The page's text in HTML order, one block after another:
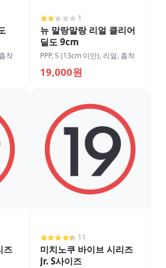
흡착
1
뉴 말랑말랑 리얼 클리어
딜도 9cm
PPP,S (13cm 미만), 리얼, 흡착
19,000원
즈
11
미치노쿠 바이브 시리즈
Jr. S사이즈